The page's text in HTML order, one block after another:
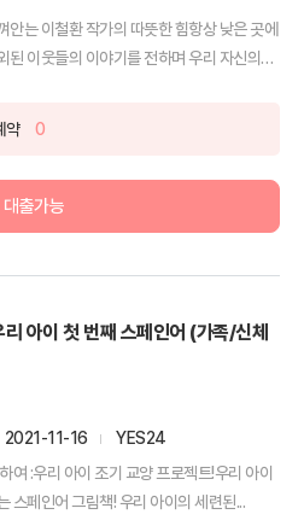
안는 이철환 작가의 따뜻한 힘항상 낮은 곳에
된 이웃들의 이야기를 전하며 우리 자신의
약 0
대출가능
리 아이 첫 번째 스페인어 (가족/신체
2021-11-16
YES24
와 처음 만나는 스페인어 그림책! 우리 아이의 세련된...